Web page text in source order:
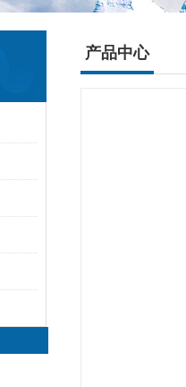
产品中心